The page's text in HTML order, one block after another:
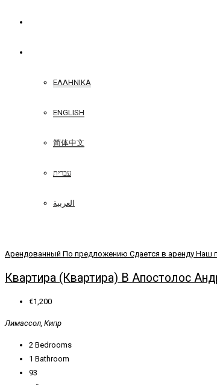
ΕΛΛΗΝΙΚΆ
ENGLISH
简体中文
עברית
العربية
Арендованный По предложению Сдается в аренду Наш
Квартира (Квартира) В Апостолос
€1,200
Лимассол, Кипр
2 Bedrooms
1 Bathroom
93